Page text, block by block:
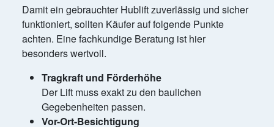
Damit ein gebrauchter Hublift zuverlässig und sicher
funktioniert, sollten Käufer auf folgende Punkte
achten. Eine fachkundige Beratung ist hier
besonders wertvoll.
Tragkraft und Förderhöhe
Der Lift muss exakt zu den baulichen
Gegebenheiten passen.
Vor-Ort-Besichtigung